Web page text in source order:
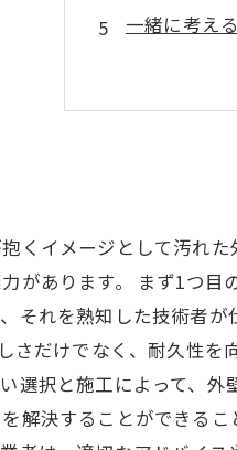
一緒に考える
くイメージとして汚れ
があります。 まず1つ
それを熟知した技術者
さだけでなく、耐久性を
選択と施工によって、
解決することができる